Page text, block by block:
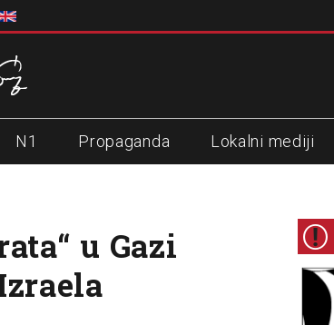
N1 Propaganda Lokalni mediji
u Gazi